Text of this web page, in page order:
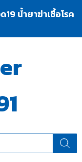
น้ำยาฆ่าเชื้อโรค